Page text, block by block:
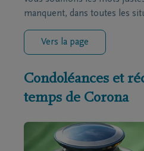
manquent, dans toutes les
Vers la page
Condoléances et
temps de Corona